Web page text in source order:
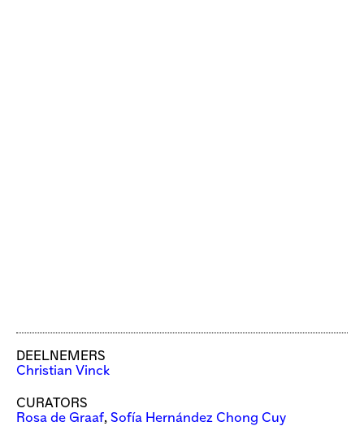
DEELNEMERS
Christian Vinck
CURATORS
Rosa de Graaf, Sofía Hernández Chong Cuy